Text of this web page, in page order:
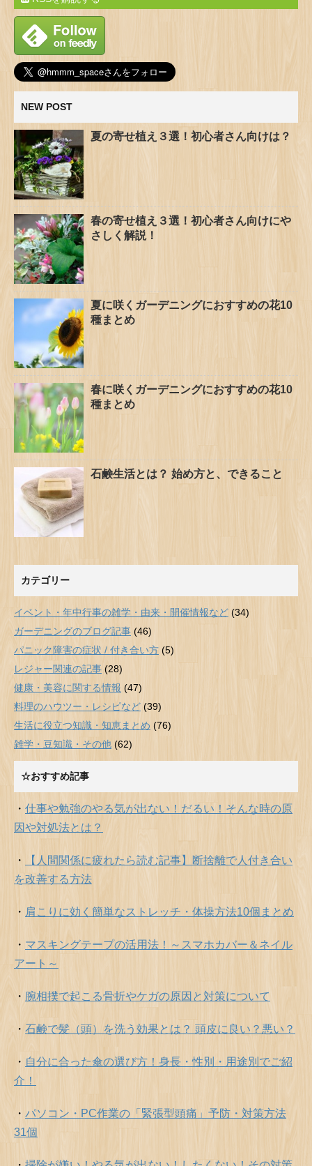
NEW POST
夏の寄せ植え３選！初心者さん向けは？
春の寄せ植え３選！初心者さん向けにや
さしく解説！
夏に咲くガーデニングにおすすめの花10
種まとめ
春に咲くガーデニングにおすすめの花10
種まとめ
石鹸生活とは？ 始め方と、できること
カテゴリー
イベント・年中行事の雑学・由来・開催情報など (34)
ガーデニングのブログ記事 (46)
パニック障害の症状 / 付き合い方 (5)
レジャー関連の記事 (28)
健康・美容に関する情報 (47)
料理のハウツー・レシピなど (39)
生活に役立つ知識・知恵まとめ (76)
雑学・豆知識・その他 (62)
☆おすすめ記事
・ 仕事や勉強のやる気が出ない！だるい！そんな時の原
因や対処法とは？
・
【人間関係に疲れたら読む記事】断捨離で人付き合い
を改善する方法
・ 肩こりに効く簡単なストレッチ・体操方法10個まとめ
・ マスキングテープの活用法！～スマホカバー＆ネイル
アート～
・ 腕相撲で起こる骨折やケガの原因と対策について
・ 石鹸で髪（頭）を洗う効果とは？ 頭皮に良い？悪い？
・ 自分に合った傘の選び方！身長・性別・用途別でご紹
介！
・ パソコン・PC作業の「緊張型頭痛」予防・対策方法
31個